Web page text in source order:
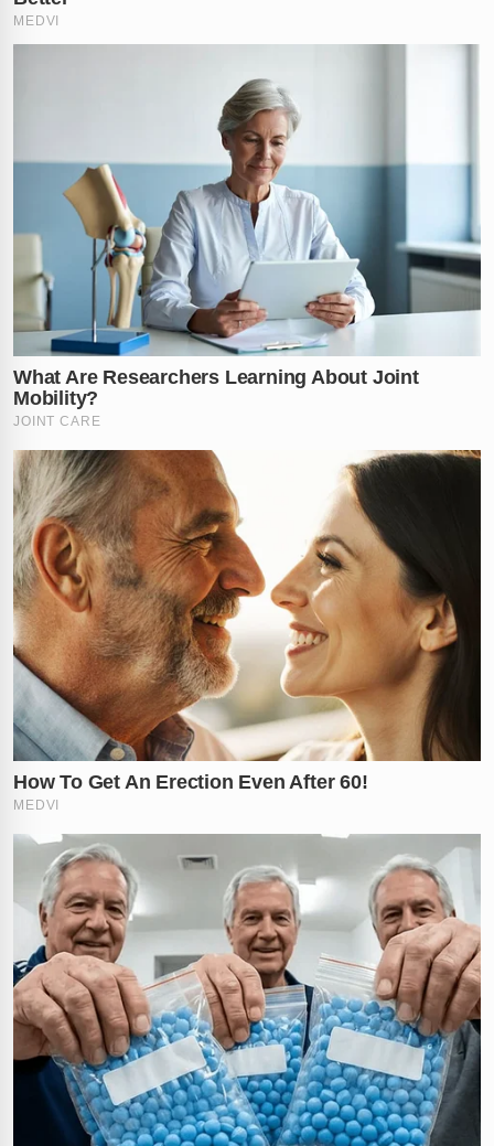
RECOMENDADOPARA VOCÊ
✕